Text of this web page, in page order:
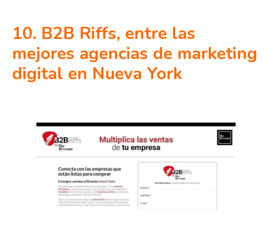
10. B2B Riffs, entre las
mejores agencias de marketing
digital en Nueva York